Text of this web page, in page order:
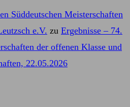
17.07.2026
im
Süddeutschen Meisterschaften
e.V. zu Ergebnisse – 74.
der offenen Klasse und
22.05.2026